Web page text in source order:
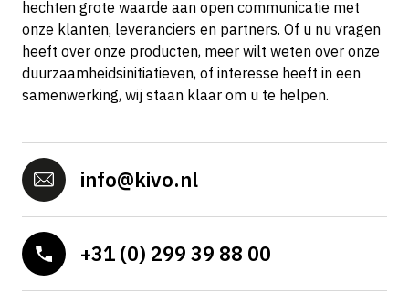
hechten grote waarde aan open communicatie met
onze klanten, leveranciers en partners. Of u nu vragen
heeft over onze producten, meer wilt weten over onze
duurzaamheidsinitiatieven, of interesse heeft in een
samenwerking, wij staan klaar om u te helpen.
info@kivo.nl
+31 (0) 299 39 88 00